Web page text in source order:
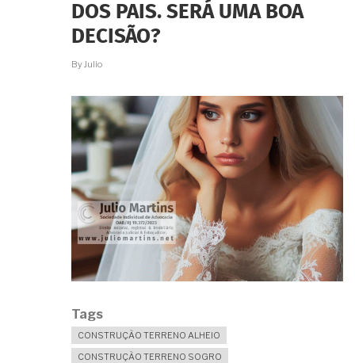
UNIÃO
DOS PAIS. SERÁ UMA BOA
DECISÃO?
ByJulio
Tags
CONSTRUÇÃO TERRENO ALHEIO
CONSTRUÇÃO TERRENO SOGRO